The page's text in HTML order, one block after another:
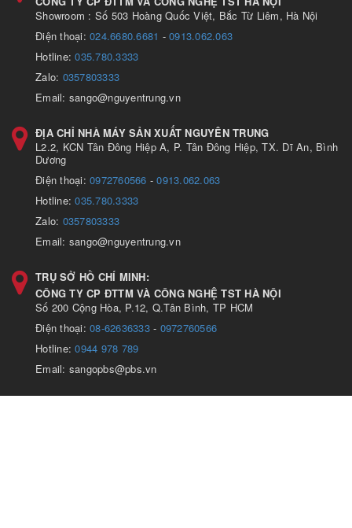
Showroom : Số 503 Hoàng Quốc Việt, Bắc Từ Liêm, Hà Nội
Điện thoại:024.6680.6681 -0913.062.063
Hotline:035.780.3333
Zalo: 0357803333
Email: sango@nguyentrung.vn
ĐỊA CHỈ NHÀ MÁY SẢN XUẤT NGUYÊN TRUNG
L2.2, KCN Tân Đông Hiệp A, P. Tân Đông Hiệp, TX. Dĩ An, Bình
Dương
Điện thoại:0972760566 -0913.062.063
Hotline:035.780.3333
Zalo: 0357803333
Email: sango@nguyentrung.vn
TRỤ SỞ HỒ CHÍ MINH:
CÔNG TY CP ĐTTM VÀ CÔNG NGHỆ TST HÀ NỘI
Số 200 Cộng Hòa, P.12, Q.Tân Bình, TP HCM
Điện thoại:08-62636333- 0972760566
Hotline:0944 978 789
Email: sangopbs@pbs.vn